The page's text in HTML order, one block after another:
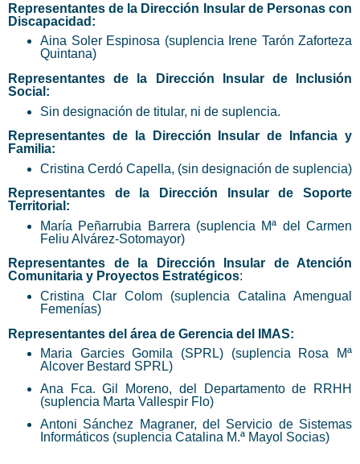
Representantes de la Dirección Insular de Personas con
Discapacidad:
Aina Soler Espinosa (suplencia Irene Tarón Zaforteza
Quintana)
Representantes de la Dirección Insular de Inclusión
Social:
Sin designación de titular, ni de suplencia.
Representantes de la Dirección Insular de Infancia y
Familia:
Cristina Cerdó Capella, (sin designación de suplencia)
Representantes de la Dirección Insular de Soporte
Territorial:
María Peñarrubia Barrera (suplencia Mª del Carmen
Feliu Alvárez-Sotomayor)
Representantes de la Dirección Insular de Atención
Comunitaria y Proyectos Estratégicos:
Cristina Clar Colom (suplencia Catalina Amengual
Femenías)
Representantes del área de Gerencia del IMAS:
Maria Garcies Gomila (SPRL) (suplencia Rosa Mª
Alcover Bestard SPRL)
Ana Fca. Gil Moreno, del Departamento de RRHH
(suplencia Marta Vallespir Flo)
Antoni Sánchez Magraner, del Servicio de Sistemas
Informáticos (suplencia Catalina M.ª Mayol Socias)